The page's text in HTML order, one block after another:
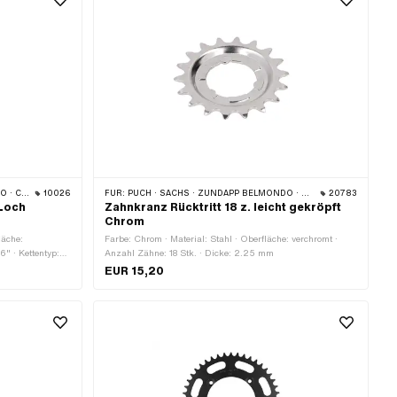
CILO 10026
· Kettentyp:
105.5 mm · Ø
Dicke: 4.1
FÜR: PUCH · SACHS · ZÜNDAPP BELMONDO · CILO 20783
Zahnkranz Rücktritt 18 z. leicht gekröpft
Chrom
Farbe: Chrom · Material: Stahl · Oberfläche: verchromt ·
Anzahl Zähne: 18 Stk. · Dicke: 2.25 mm
EUR 15,20